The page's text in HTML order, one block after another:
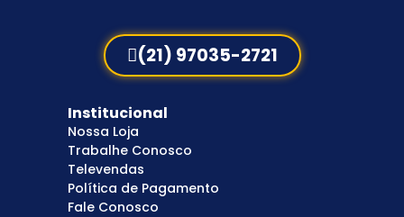
(21) 97035-2721
Institucional
Nossa Loja
Trabalhe Conosco
Televendas
Política de Pagamento
Fale Conosco